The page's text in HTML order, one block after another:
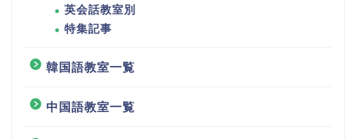
英会話教室別
特集記事
韓国語教室一覧
中国語教室一覧